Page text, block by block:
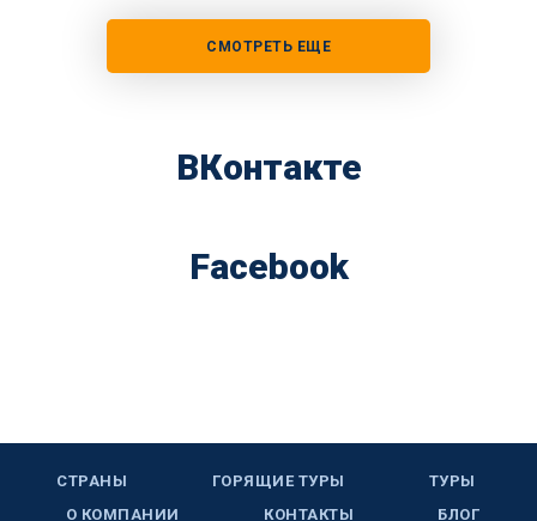
СМОТРЕТЬ ЕЩЕ
ВКонтакте
Facebook
СТРАНЫ ГОРЯЩИЕ ТУРЫ
ТУРЫ
О КОМПАНИИ
КОНТАКТЫ БЛОГ